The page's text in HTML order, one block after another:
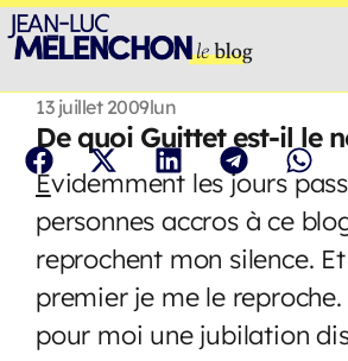
13 juillet 2009lun
De quoi Guittet est-il le
Evidemment les jours
personnes accros à ce
reprochent mon silence.
premier je me le
pour moi une jubilation